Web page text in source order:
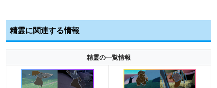
精霊に関連する情報
精霊の一覧情報